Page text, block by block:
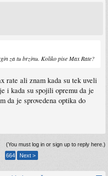
za tu brzinu. Koliko pise Max Rate?
rate ali znam kada su tek uveli
i kada su spojili opremu da je
da je sprovedena optika do
(You must log in or sign up to reply here.)
664 Next >